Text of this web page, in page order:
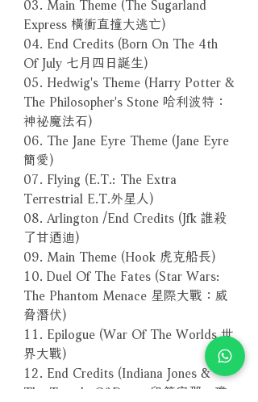
Express 橫衝直撞大逃亡)
04. End Credits (Born On The 4th
Of July 七月四日誕生)
05. Hedwig's Theme (Harry Potter &
The Philosopher's Stone 哈利波特：
神祕魔法石)
06. The Jane Eyre Theme (Jane Eyre
簡愛)
07. Flying (E.T.: The Extra
Terrestrial E.T.外星人)
08. Arlington /End Credits (Jfk 誰殺
了甘迺迪)
09. Main Theme (Hook 虎克船長)
10. Duel Of The Fates (Star Wars:
The Phantom Menace 星際大戰：威
脅潛伏)
11. Epilogue (War Of The Worlds 世
界大戰)
12. End Credits (Indiana Jones &
The Temple Of Doom 印第安那．瓊